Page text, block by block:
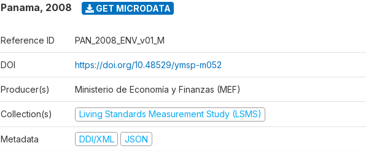
Panama, 2008 GET MICRODATA
Reference ID PAN_2008_ENV_v01_M
DOI https://doi.org/10.48529/ymsp-m052
Producer(s) Ministerio de Economía y Finanzas (MEF)
Collection(s) Living Standards Measurement Study (LSMS)
Metadata DDI/XML JSON